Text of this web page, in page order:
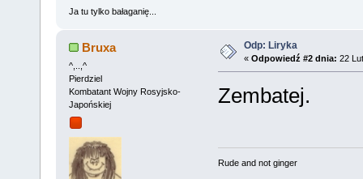
Ja tu tylko bałaganię...
Bruxa
^,..,^
Pierdziel
Kombatant Wojny Rosyjsko-
Japońskiej
Odp: Liryka
« Odpowiedź #2 dnia: 22
Zembatej.
Rude and not ginger